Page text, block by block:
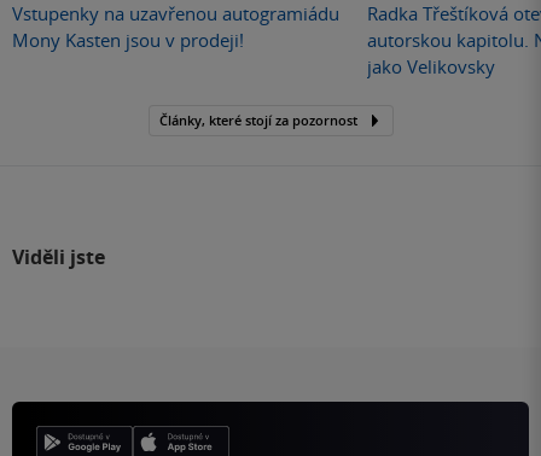
Vstupenky na uzavřenou autogramiádu
Mony Kasten jsou v prodeji!
Radka Třeštíková
autorskou kapitolu.
jako Velikovsky
Články, které stojí za pozornost
Viděli jste